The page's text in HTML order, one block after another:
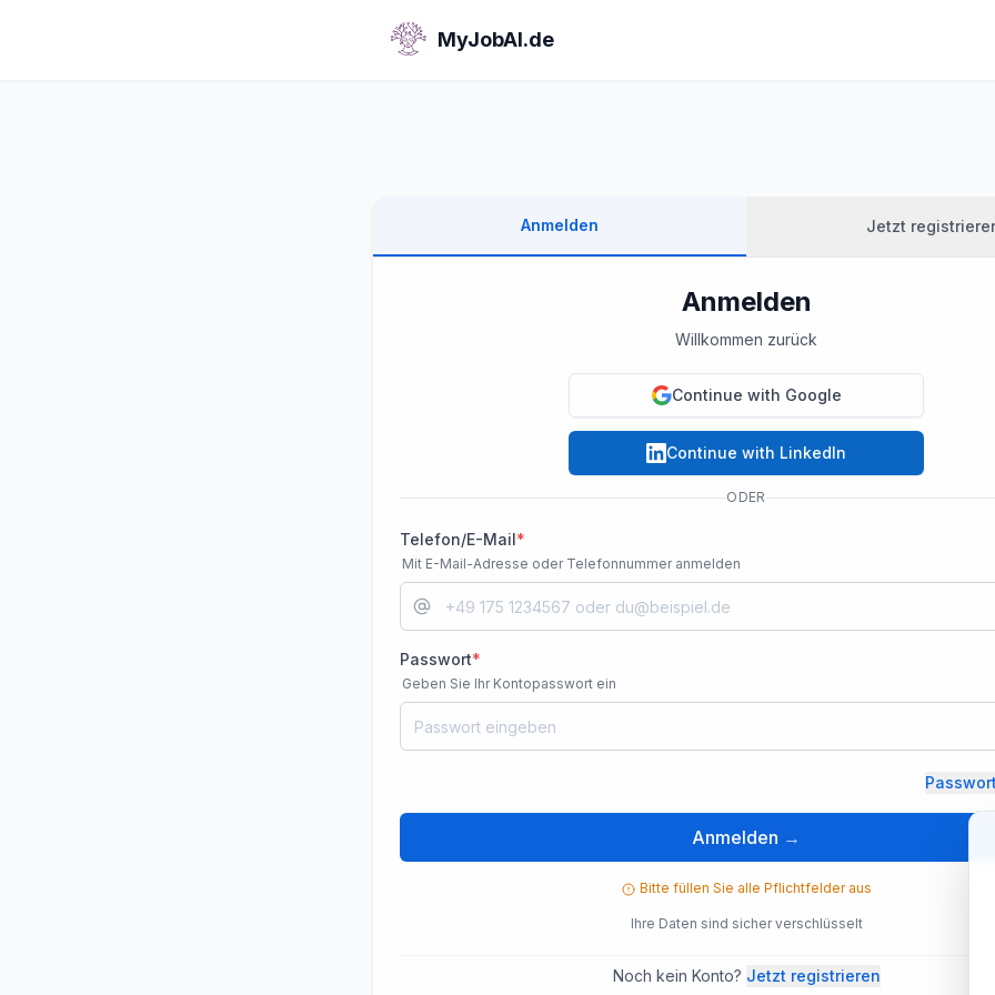
MyJobAI.de
Anmelden Jetzt
Anmelden
Willkommen zurück
Continue with Google
Continue with LinkedIn
ODER
Telefon/E-Mail*
Mit E-Mail-Adresse oder Telefonnummer anmelden
Passwort*
Geben Sie Ihr Kontopasswort ein
Anmelden →
Bitte füllen Sie alle Pflichtfelder aus
Ihre Daten sind sicher verschlüsselt
Noch kein Konto? Jetzt registrieren